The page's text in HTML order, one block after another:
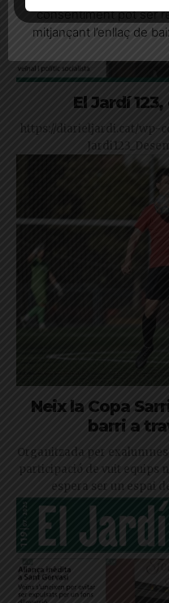
El Jardí
https://diarieljardi.cat/wp-
Neix la Copa
barri a
Organitzada per
participació de vuit equips
espera ser un espai
consentiment pot ser
mitjançant l’enllaç de